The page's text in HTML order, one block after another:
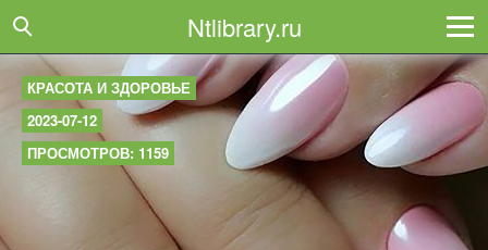
Ntlibrary.ru
КРАСОТА И ЗДОРОВЬЕ
2023-07-12
ПРОСМОТРОВ: 1159